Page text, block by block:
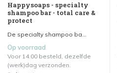
Happysoaps - specialty
shampoo bar - total care &
protect
De specialty shampoo ba...
Op voorraad
Voor 14.00 besteld, dezelfde
(werk)dag verzonden.